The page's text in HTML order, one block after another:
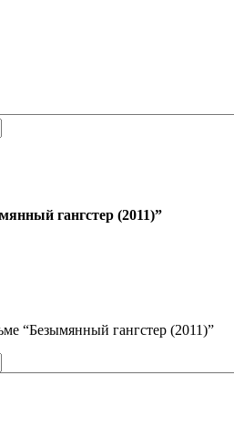
гангстер (2011)”
“Безымянный гангстер (2011)”